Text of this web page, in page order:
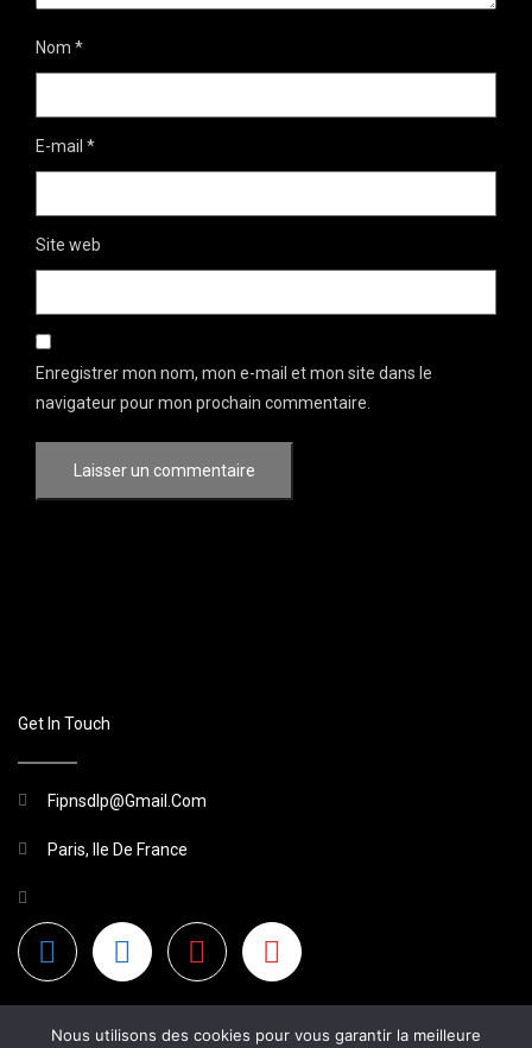
Nom *
E-mail *
Site web
Enregistrer mon nom, mon e-mail et mon site dans le
navigateur pour mon prochain commentaire.
Get In Touch
Fipnsdlp@gmail.com
Paris, Ile De France
Nous utilisons des cookies pour vous garantir la meilleure